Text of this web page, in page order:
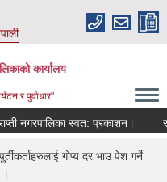
कार्यालय
र पुर्वाधार"
नगरपालिका स्वत: प्रकाशन।
गोप्य दर भाउ पेश गर्ने
।